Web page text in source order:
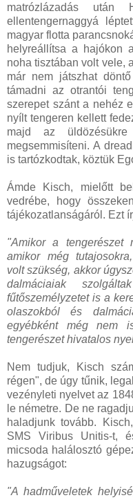
matrózlázadás után
ellentengernaggyá
magyar flotta
helyreállítsa a hajókon
noha tisztában volt vele,
már nem játszhat
támadni az otrantói
szerepet szánt a nehéz
nyílt tengeren kellett
majd az
megsemmisíteni. A
is tartózkodtak, köztük
Ámde Kisch, mielőtt
vedrébe, hogy
tájékozatlanságáról. Ezt
"Amikor a tengerészet
amikor még
volt szükség, akkor
dalmáciaiak
fűtőszemélyzetet is a
olaszokból és
egyébként még nem
tengerészet hivatalos
Nem tudjuk, Kisch
régen", de úgy tűnik,
vezényleti nyelvet az
le németre. De ne
haladjunk tovább.
SMS Viribus Unitis-t,
micsoda halálosztó
hazugságot:
"A hadműveletek